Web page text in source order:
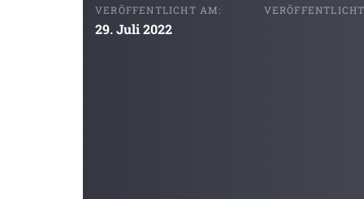
VERÖFFENTLICHT AM:
29. Juli 2022